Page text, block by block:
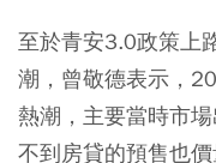
至於青安3.0政策上
潮，曾敬德表示，
熱潮，主要當時市
不到房貸的預售也價